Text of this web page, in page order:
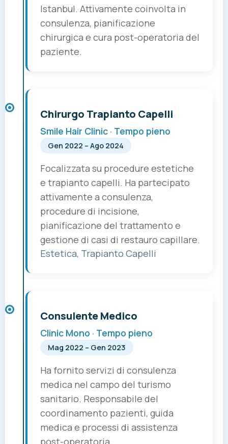
Istanbul. Attivamente coinvolta in
consulenza, pianificazione
chirurgica e cura post-operatoria del
paziente.
Chirurgo Trapianto Capelli
Smile Hair Clinic · Tempo pieno
Gen 2022 – Ago 2024
Focalizzata su procedure estetiche
e trapianto capelli. Ha partecipato
attivamente a consulenza,
procedure di incisione,
pianificazione del trattamento e
gestione di casi di restauro capillare.
Estetica, Trapianto Capelli
Consulente Medico
Clinic Mono · Tempo pieno
Mag 2022 – Gen 2023
Ha fornito servizi di consulenza
medica nel campo del turismo
sanitario. Responsabile del
coordinamento pazienti, guida
medica e processi di assistenza